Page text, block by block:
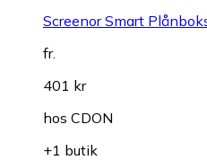
Screenor Smart
fr.
401 kr
hos CDON
+1 butik